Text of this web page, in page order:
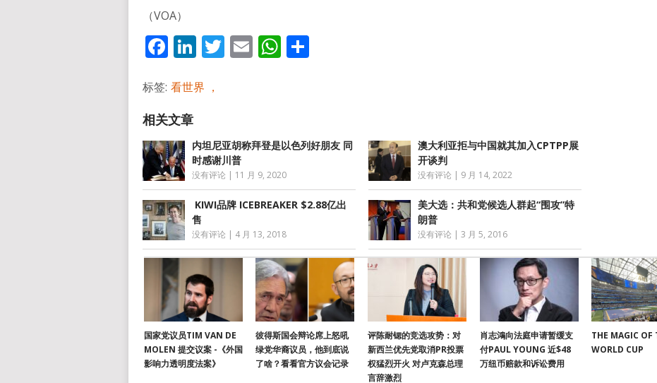
（VOA）
Facebook
LinkedIn
Twitter
EmailWhatsApp
标签: 看世界 ，
内坦尼亚胡称拜登是以色列好朋友 同
时感谢川普
没有评论 | 11 月 9, 2020
澳大利亚拒与中国就其加入CPTPP展
开谈判
没有评论 | 9 月 14, 2022
KIWI品牌 ICEBREAKER $2.88亿出
售
没有评论 | 4 月 13, 2018
美大选：共和党候选人群起“围攻”特
朗普
没有评论 |3 月 5, 2016
国家党议员TIM VAN DE
MOLEN 提交议案 -《外国
影响力透明度法案》
彼得斯国会辩论席上怒吼
绿党华裔议员，他到底说
了啥？看看官方议会记录
评陈耐锶的竞选攻势：对
新西兰优先党取消PR投票
权猛烈开火 对卢克森总理
言辞激烈
肖志鴻向法庭申请暂缓支
付PAUL YOUNG 近$48
万纽币赔款和诉讼费用
THE MAGIC OF
WORLD CUP